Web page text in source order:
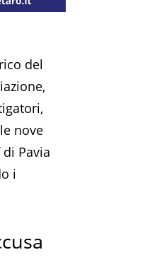
del
nove
Pavia
i